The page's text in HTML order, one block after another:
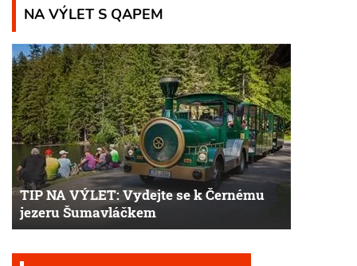
NA VÝLET S QAPEM
TIP NA VÝLET: Vydejte se k Černému
jezeru Šumavláčkem